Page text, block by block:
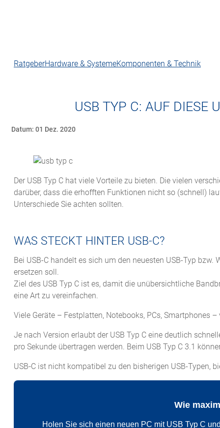
RatgeberHardware & SystemeKomponenten & Technik
USB TYP C: AUF DIESE
Datum: 01 Dez. 2020
Der USB Typ C hat viele Vorteile zu bieten. Die vielen
darüber, dass die erhofften Funktionen nicht so (schnell)
Unterschiede Sie achten sollten.
WAS STECKT HINTER USB-C?
Bei USB-C handelt es sich um den neuesten USB-Typ
ersetzen soll.
Ziel des USB Typ C ist es, damit die unübersichtliche
eine Art zu vereinfachen.
Viele Geräte – Festplatten, Notebooks, PCs, Smartphones
Je nach Version erlaubt der USB Typ C eine deutlich
pro Sekunde übertragen werden. Beim USB Typ C 3.1
USB‑C ist nicht kompatibel zu den bisherigen USB-Typen,
Wie
Holen Sie sich einen neuen PC mit USB Typ C